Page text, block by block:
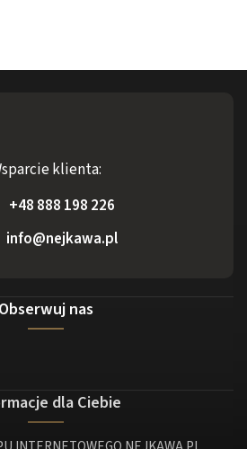
klienta:
+48 888 198 226
info@nejkawa.pl
Obserwuj nas
dla Ciebie